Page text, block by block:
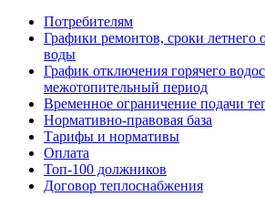
Потребителям
Графики ремонтов, сроки летнего
воды
График отключения горячего
межотопительный период
Временное ограничение подачи
Нормативно-правовая база
Тарифы и нормативы
Оплата
Топ-100 должников
Договор теплоснабжения